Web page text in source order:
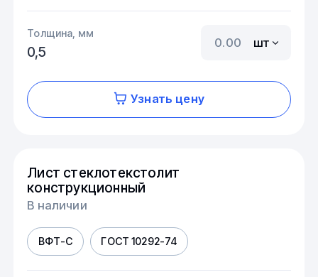
Толщина, мм
0,5
шт
Узнать цену
Лист стеклотекстолит
конструкционный
В наличии
ВФТ-С ГОСТ 10292-74